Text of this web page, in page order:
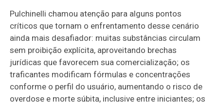
Pulchinelli chamou atenção para alguns pontos
críticos que tornam o enfrentamento desse cenário
ainda mais desafiador: muitas substâncias circulam
sem proibição explícita, aproveitando brechas
jurídicas que favorecem sua comercialização; os
traficantes modificam fórmulas e concentrações
conforme o perfil do usuário, aumentando o risco de
overdose e morte súbita, inclusive entre iniciantes; os